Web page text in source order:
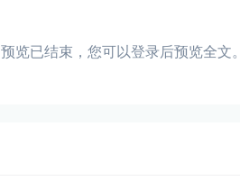
预览已结束，您可以登录后预览全文。